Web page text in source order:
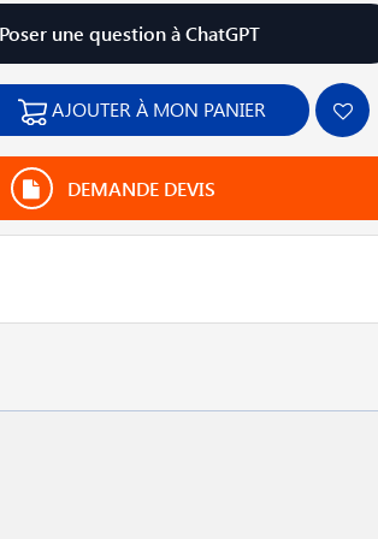
Poser une question à ChatGPT
AJOUTER À MON PANIER
DEMANDE DEVIS